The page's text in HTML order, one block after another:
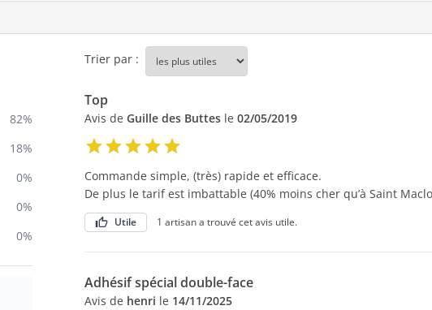
82%
18%
0%
0%
0%
Trier par :
Top
Avis de Guille des Buttes le 02/05/2019
Commande simple, (très) rapide et efficace.
De plus le tarif est imbattable (40% moins cher qu’à Saint
Utile 1 artisan a trouvé cet avis utile.
Adhésif spécial double-face
Avis de henri le 14/11/2025